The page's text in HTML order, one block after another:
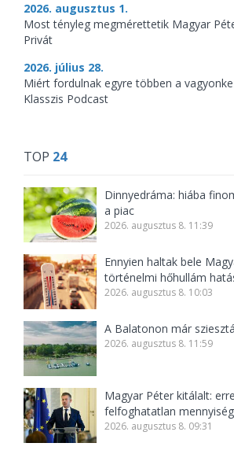
2026. augusztus 1.
Most tényleg megmérettetik Magyar
Privát
2026. július 28.
Miért fordulnak egyre többen a
Klasszis Podcast
TOP 24
Dinnyedráma: hiába
a piac
2026. augusztus 8. 11:39
Ennyien haltak bele
történelmi hőhullám
2026. augusztus 8. 10:03
A Balatonon már
2026. augusztus 8. 11:59
Magyar Péter kitálalt:
felfoghatatlan
2026. augusztus 8. 09:31